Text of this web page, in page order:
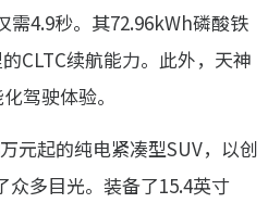
需4.9秒。其72.96kWh磷酸铁
CLTC续航能力。此外，天神
驾驶体验。
元起的纯电紧凑型SUV，以创
多目光。装备了15.4英寸